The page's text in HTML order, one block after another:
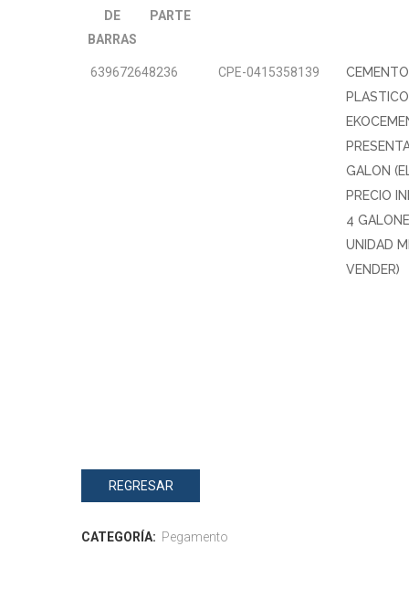
DE
BARRAS
PARTE
639672648236 CPE-0415358139
CEMENTO
GALON
PRECIO
4
UNIDAD
VENDER)
REGRESAR
CATEGORÍA: Pegamento